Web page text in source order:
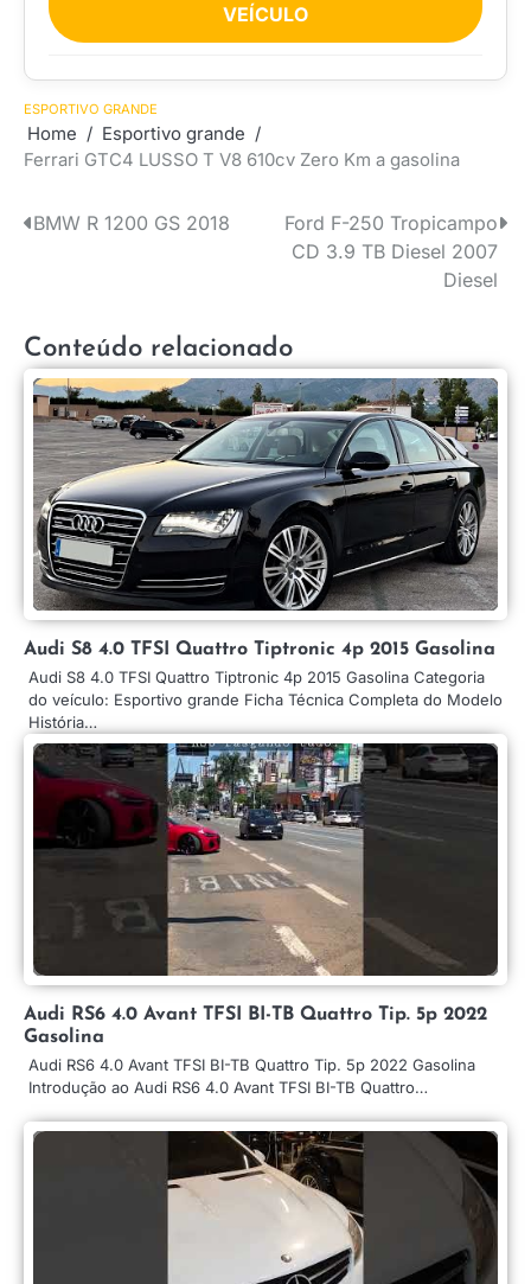
VEÍCULO
ESPORTIVO GRANDE
Home
Esportivo grande
Ferrari GTC4 LUSSO T V8 610cv Zero Km a gasolina
Navegação
BMW R 1200 GS 2018
Ford F-250 Tropicampo
CD 3.9 TB Diesel 2007
Diesel
Conteúdo relacionado
Audi S8 4.0 TFSI Quattro Tiptronic 4p 2015 Gasolina
Audi S8 4.0 TFSI Quattro Tiptronic 4p 2015 Gasolina Categoria
do veículo: Esportivo grande Ficha Técnica Completa do Modelo
História…
Audi RS6 4.0 Avant TFSI BI-TB Quattro Tip. 5p 2022
Gasolina
Audi RS6 4.0 Avant TFSI BI-TB Quattro Tip. 5p 2022 Gasolina
Introdução ao Audi RS6 4.0 Avant TFSI BI-TB Quattro…